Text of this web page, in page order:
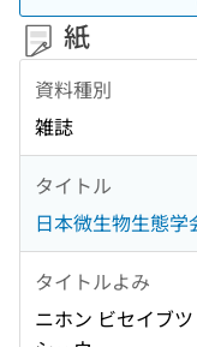
紙
資料種別
雑誌
タイトル
日本微生物生態
タイトルよみ
ニホン ビセイブ